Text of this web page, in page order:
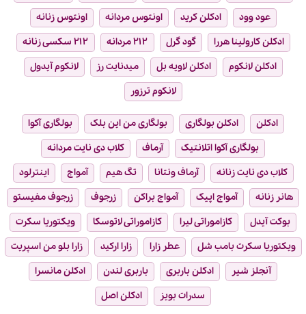
عود وود
ادکلن کرید اونتوس مردانه
اونتوس زنانه
ادکلن کارولینا هررا
گود گرل ۲۱۲ مردانه
۲۱۲ سکسی زنانه
ادکلن لانکوم
ادکلن لاویه بل میدنایت رز
لانکوم آیدول
لانکوم ترزور
ادکلن ادکلن بولگاری بولگاری من این بلک
بولگاری آکوا
بولگاری آکوا اتلانتیک
آرماف
کلاب دی نایت مردانه
کلاب دی نایت زنانه
آرماف ونتانا تگ هیم آمواج
اینترلود
هانر زنانه
آمواج اپیک آمواج براکن زرجوف
زرجوف مفیستو
بوکت آیدل
کازاموراتی لیرا کازاموراتی لاتوسکا
ویکتوریا سکرت
ویکتوریا سکرت بامب شل
عطر زارا زارا ارکید
زارا بلو من اسپریت
آنجلز شیر
ادکلن باربری باربری لندن
ادکلن مانسرا
سدرات بویز
ادکلن اصل